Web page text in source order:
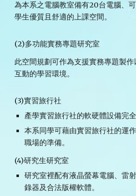
為本系之電腦教室備有20台電腦、
學生優質且舒適的上課空間。
(2)多功能實務專題研究室
此空間規劃可作為支援實務專題製
互動的學習環境。
(3)實習旅行社
產學實習旅行社的軟硬體設備完
本系同學可藉由實習旅行社的運
職場的準備。
(4)研究生研究室
研究室裡配有液晶螢幕電腦、雷
錄器及合法版權軟體。